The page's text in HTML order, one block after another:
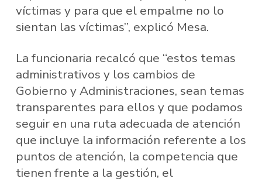
víctimas y para que el empalme no lo
sientan las víctimas”, explicó Mesa.
La funcionaria recalcó que “estos temas
administrativos y los cambios de
Gobierno y Administraciones, sean temas
transparentes para ellos y que podamos
seguir en una ruta adecuada de atención
que incluye la información referente a los
puntos de atención, la competencia que
tienen frente a la gestión, el